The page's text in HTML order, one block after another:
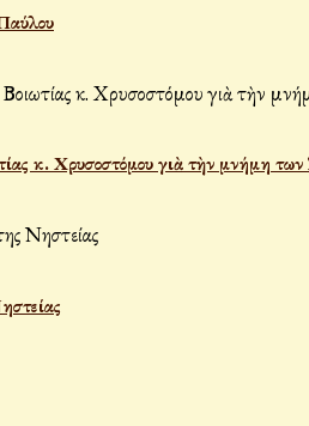
κ. Χρυσοστόμου γιὰ τὴν μνήμη